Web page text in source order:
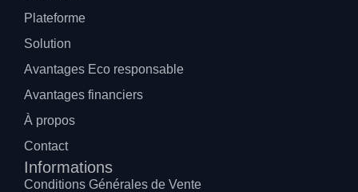
Plateforme
Solution
Avantages Eco responsable
Avantages financiers
À propos
Contact
Informations
Conditions Générales de Vente